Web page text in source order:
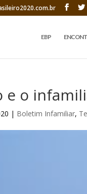
EBP
e o
| Boletim Infamiliar,